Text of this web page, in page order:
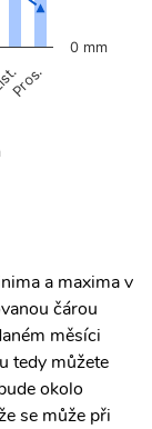
Pros.
0 mm
a maxima v
čárou
měsíci
tedy můžete
okolo
se může při